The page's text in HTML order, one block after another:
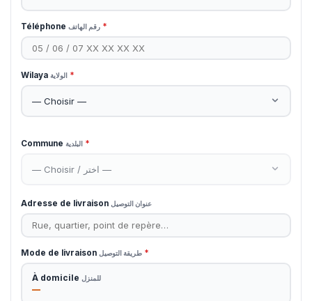
Téléphone رقم الهاتف *
Wilaya الولاية *
Commune البلدية *
Adresse de livraison عنوان التوصيل
Mode de livraison طريقة التوصيل *
À domicile للمنزل
—